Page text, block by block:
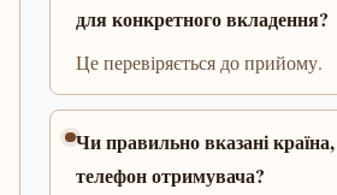
для конкретного вкладення?
Це перевіряється до прийому.
Чи правильно вказані країна,
телефон отримувача?